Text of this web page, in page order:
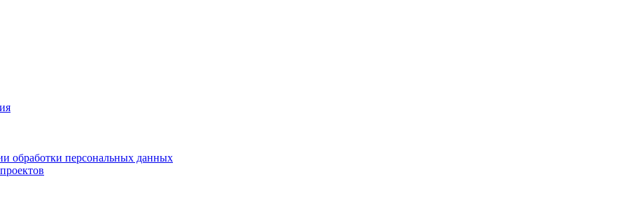
обработки персональных данных